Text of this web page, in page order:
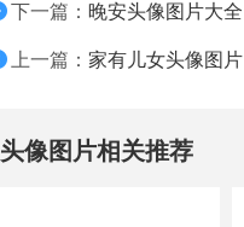
下一篇： 晚安头像图片大全
上一篇：家有儿女头像图片
头像图片相关推荐